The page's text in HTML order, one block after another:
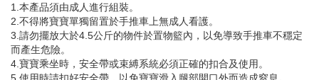
1.本產品須由成人進行組裝。
2.不得將寶寶單獨留置於手推車上無成人看護。
3.請勿擺放大於4.5公斤的物件於置物籃內，以免導致手推車不穩定
而產生危險。
4.寶寶乘坐時，安全帶或束縛系統必須正確的扣合及使用。